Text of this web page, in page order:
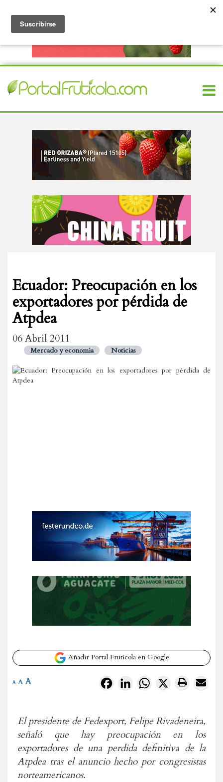
Ecuador: Preocupación en los
exportadores por pérdida de
Atpdea
06 Abril 2011
Mercado y economia Noticias
Añadir Portal Frutícola en Google
FacebookLinkedInWhatsApp
X
A A A
El presidente de Fedexport, Felipe Rivadeneira,
señaló que hay preocupación en los
exportadores de una perdida definitiva de la
Atpdea tras el anuncio hecho por congresistas
norteamericanos.